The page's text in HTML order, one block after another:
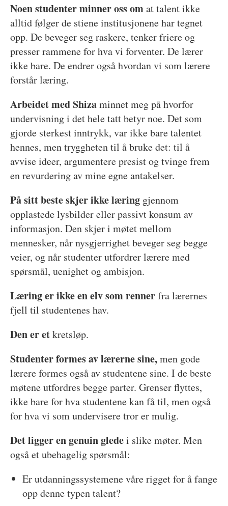
Noen studenter minner oss omat talent ikke
alltid følger de stiene institusjonene har tegnet
opp. De beveger seg raskere, tenker friere og
presser rammene for hva vi forventer. De lærer
ikke bare. De endrer også hvordan vi som lærere
forstår læring.
Arbeidet med Shizaminnet meg på hvorfor
undervisning i det hele tatt betyr noe. Det som
gjorde sterkest inntrykk, var ikke bare talentet
hennes, men tryggheten til å bruke det: til å
avvise ideer, argumentere presist og tvinge frem
en revurdering av mine egne antakelser.
På sitt beste skjer ikke læring gjennom
opplastede lysbilder eller passivt konsum av
informasjon. Den skjer i møtet mellom
mennesker, når nysgjerrighet beveger seg begge
veier, og når studenter utfordrer lærere med
spørsmål, uenighet og ambisjon.
Læring er ikke en elv som rennerfra lærernes
fjell til studentenes hav.
Den er etkretsløp.
Studenter formes av lærerne sine,men gode
lærere formes også av studentene sine. I de beste
møtene utfordres begge parter. Grenser flyttes,
ikke bare for hva studentene kan få til, men også
for hva vi som undervisere tror er mulig.
Det ligger en genuin gledei slike møter. Men
også et ubehagelig spørsmål:
Er utdanningssystemene våre rigget for å fange
opp denne typen talent?